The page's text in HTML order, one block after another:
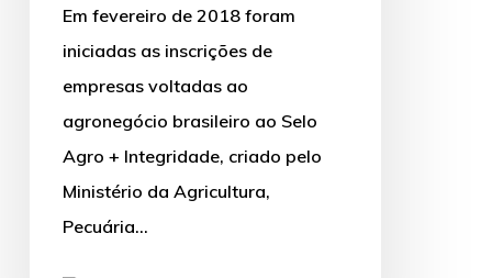
âmbitoEm fevereiro de 2018 foram
iniciadas as inscrições de
empresas voltadas ao
agronegócio brasileiro ao Selo
Agro + Integridade, criado pelo
Ministério da Agricultura,
Pecuária…